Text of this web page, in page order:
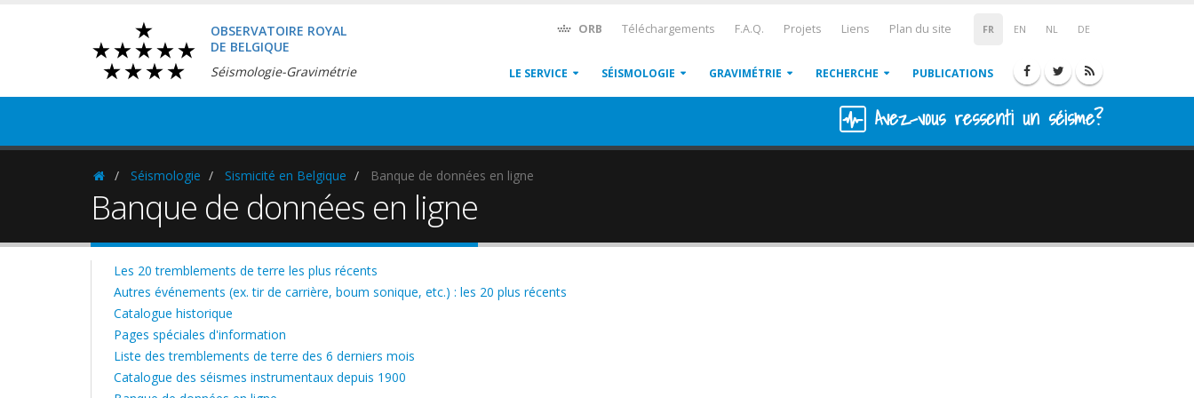
OBSERVATOIRE ROYAL
DE BELGIQUE
Séismologie-Gravimétrie
FR EN NL DE
ORB Téléchargements F.A.Q. Projets Liens Plan du site
LE SERVICE SÉISMOLOGIE GRAVIMÉTRIE RECHERCHE PUBLICATIONS
Avez-vous ressenti un séisme?
HomepageSéismologie Sismicité en Belgique Banque de données en ligne
Banque de données en ligne
Les 20 tremblements de terre les plus récents
Autres événements (ex. tir de carrière, boum sonique, etc.) : les 20 plus récents
Catalogue historique
Pages spéciales d'information
Liste des tremblements de terre des 6 derniers mois
Catalogue des séismes instrumentaux depuis 1900